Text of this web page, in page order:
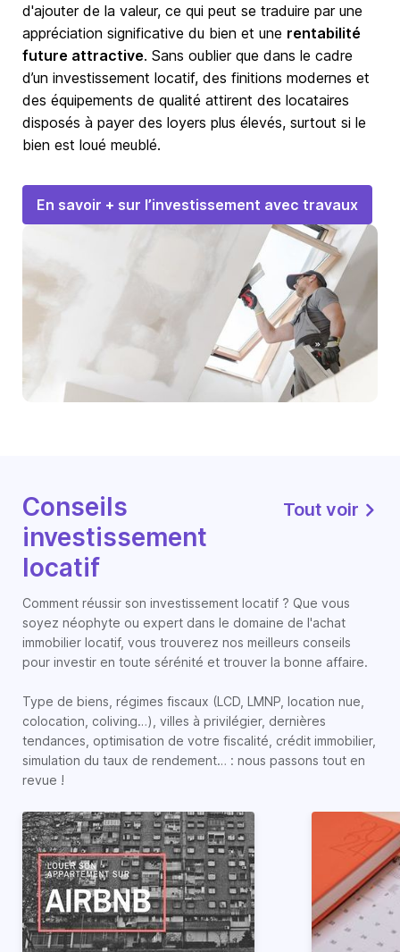
d'ajouter de la valeur, ce qui peut se traduire par une
appréciation significative du bien et une rentabilité
future attractive. Sans oublier que dans le cadre
d’un investissement locatif, des finitions modernes et
des équipements de qualité attirent des locataires
disposés à payer des loyers plus élevés, surtout si le
bien est loué meublé.
En savoir + sur l’investissement avec travaux
Conseils
investissement
locatif
Tout voir
Comment réussir son investissement locatif ? Que vous
soyez néophyte ou expert dans le domaine de l'achat
immobilier locatif, vous trouverez nos meilleurs conseils
pour investir en toute sérénité et trouver la bonne affaire.
Type de biens, régimes fiscaux (LCD, LMNP, location nue,
colocation, coliving…), villes à privilégier, dernières
tendances, optimisation de votre fiscalité, crédit immobilier,
simulation du taux de rendement… : nous passons tout en
revue !